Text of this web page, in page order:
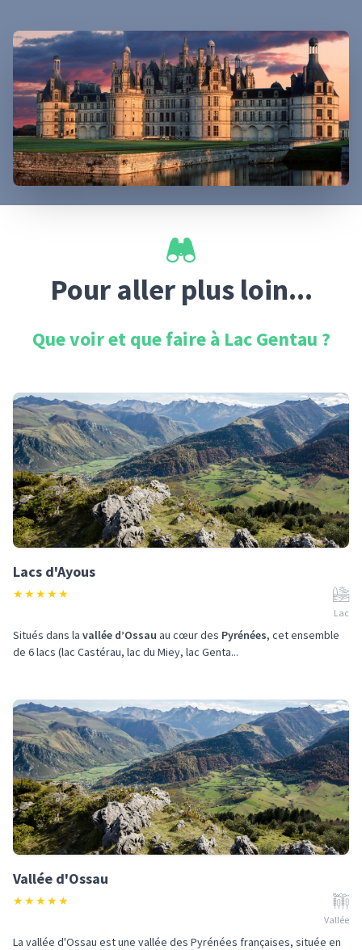
Pour aller plus loin...
Que voir et que faire à Lac Gentau ?
Lacs d'Ayous
★★★★★
Lac
Situés dans la vallée d’Ossau au cœur des Pyrénées, cet ensemble
de 6 lacs (lac Castérau, lac du Miey, lac Genta...
Vallée d'Ossau
★★★★★
Vallée
La vallée d'Ossau est une vallée des Pyrénées françaises, située en